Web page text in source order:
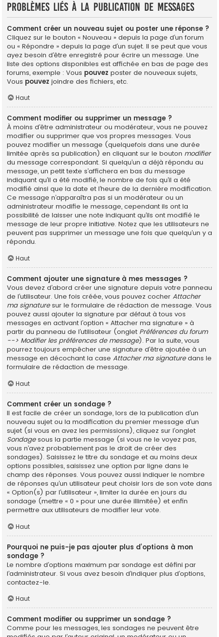
Problèmes liés à la publication de messages
Comment créer un nouveau sujet ou poster une réponse ?
Cliquez sur le bouton « Nouveau » depuis la page d’un forum
ou « Répondre » depuis la page d’un sujet. Il se peut que vous
ayez besoin d’être enregistré pour écrire un message. Une
liste des options disponibles est affichée en bas de page des
forums, exemple : Vous pouvez poster de nouveaux sujets,
Vous pouvez joindre des fichiers, etc.
Haut
Comment modifier ou supprimer un message ?
À moins d’être administrateur ou modérateur, vous ne pouvez
modifier ou supprimer que vos propres messages. Vous
pouvez modifier un message (quelquefois dans une durée
limitée après sa publication) en cliquant sur le bouton modifier
du message correspondant. Si quelqu’un a déjà répondu au
message, un petit texte s’affichera en bas du message
indiquant qu’il a été modifié, le nombre de fois qu’il a été
modifié ainsi que la date et l’heure de la dernière modification.
Ce message n’apparaîtra pas si un modérateur ou un
administrateur modifie le message, cependant ils ont la
possibilité de laisser une note indiquant qu’ils ont modifié le
message de leur propre initiative. Notez que les utilisateurs ne
peuvent pas supprimer un message une fois que quelqu’un y a
répondu.
Haut
Comment ajouter une signature à mes messages ?
Vous devez d’abord créer une signature depuis votre panneau
de l’utilisateur. Une fois créée, vous pouvez cocher Attacher
ma signaturesur le formulaire de rédaction de message. Vous
pouvez aussi ajouter la signature par défaut à tous vos
messages en activant l’option « Attacher ma signature » à
partir du panneau de l’utilisateur (onglet Préférences du forum
--> Modifier les préférences de message). Par la suite, vous
pourrez toujours empêcher une signature d’être ajoutée à un
message en décochant la case Attacher ma signaturedans le
formulaire de rédaction de message.
Haut
Comment créer un sondage ?
Il est facile de créer un sondage, lors de la publication d’un
nouveau sujet ou la modification du premier message d’un
sujet (si vous en avez les permissions), cliquez sur l’onglet
Sondagesous la partie message (si vous ne le voyez pas,
vous n’avez probablement pas le droit de créer des
sondages). Saisissez le titre du sondage et au moins deux
options possibles, saisissez une option par ligne dans le
champ des réponses. Vous pouvez aussi indiquer le nombre
de réponses qu’un utilisateur peut choisir lors de son vote dans
« Option(s) par l’utilisateur », limiter la durée en jours du
sondage (mettre « 0 » pour une durée illimitée) et enfin
permettre aux utilisateurs de modifier leur vote.
Haut
Pourquoi ne puis-je pas ajouter plus d’options à mon
sondage ?
Le nombre d’options maximum par sondage est défini par
l’administrateur. Si vous avez besoin d’indiquer plus d’options,
contactez-le.
Haut
Comment modifier ou supprimer un sondage ?
Comme pour les messages, les sondages ne peuvent être